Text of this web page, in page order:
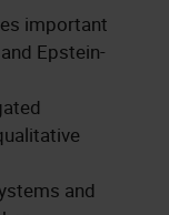
important
Epstein-
and